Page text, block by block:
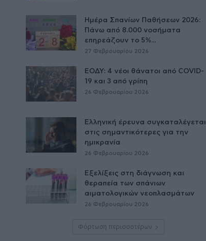
Ημέρα Σπανίων Παθήσεων 2026:
Πάνω από 8.000 νοσήματα
επηρεάζουν το 5%...
27 Φεβρουαρίου 2026
ΕΟΔΥ: 4 νέοι θάνατοι από COVID-
19 και 3 από γρίπη
26 Φεβρουαρίου 2026
Ελληνική έρευνα συγκαταλέγεται
στις σημαντικότερες για την
ημικρανία
26 Φεβρουαρίου 2026
Εξελίξεις στη διάγνωση και
θεραπεία των σπάνιων
αιματολογικών νεοπλασμάτων
26 Φεβρουαρίου 2026
Φόρτωση περισσοτέρων